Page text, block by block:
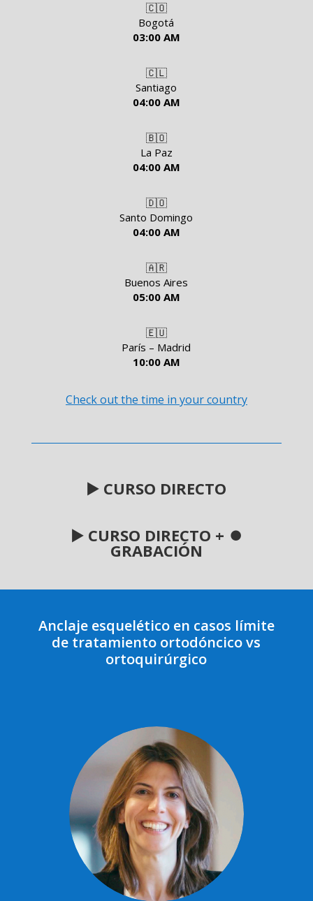
🇨🇴
Bogotá
03:00 AM
🇨🇱
Santiago
04:00 AM
🇧🇴
La Paz
04:00 AM
🇩🇴
Santo Domingo
04:00 AM
🇦🇷
Buenos Aires
05:00 AM
🇪🇺
París – Madrid
10:00 AM
Check out the time in your country
▶️ CURSO DIRECTO
▶️ CURSO DIRECTO + ⏺
GRABACIÓN
Anclaje esquelético en casos límite
de tratamiento ortodóncico vs
ortoquirúrgico